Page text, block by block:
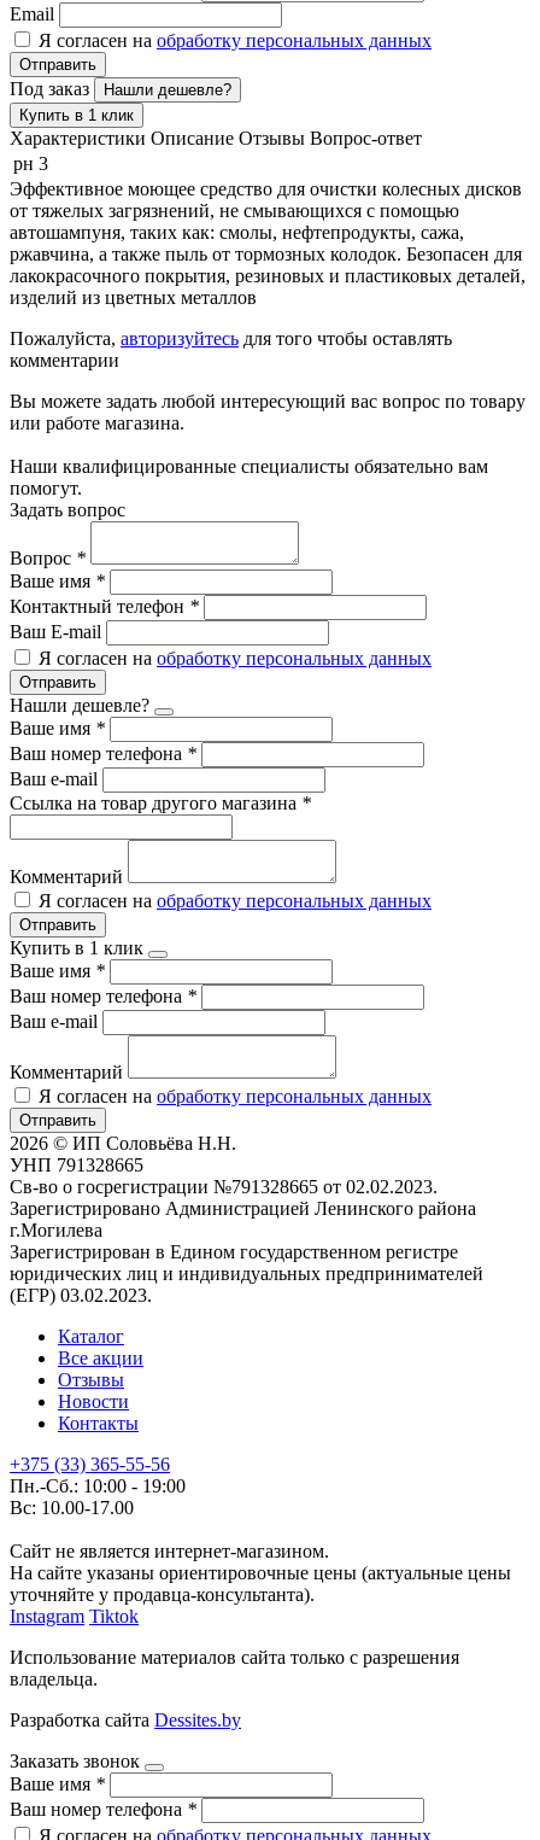
Email
Я согласен на обработку персональных данных
Отправить
Под заказ
Нашли дешевле?
Купить в 1 клик
Характеристики Описание Отзывы Вопрос-ответ
рн 3
Эффективное моющее средство для очистки колесных дисков
от тяжелых загрязнений, не смывающихся с помощью
автошампуня, таких как: смолы, нефтепродукты, сажа,
ржавчина, а также пыль от тормозных колодок. Безопасен для
лакокрасочного покрытия, резиновых и пластиковых деталей,
изделий из цветных металлов
Пожалуйста, авторизуйтесь для того чтобы оставлять
комментарии
Вы можете задать любой интересующий вас вопрос по товару
или работе магазина.
Наши квалифицированные специалисты обязательно вам
помогут.
Задать вопрос
Вопрос *
Ваше имя *
Контактный телефон *
Ваш E-mail
Я согласен на обработку персональных данных
Отправить
Нашли дешевле?
Ваше имя *
Ваш номер телефона *
Ваш e-mail
Ссылка на товар другого магазина *
Комментарий
Я согласен на обработку персональных данных
Отправить
Купить в 1 клик
Ваше имя *
Ваш номер телефона *
Ваш e-mail
Комментарий
Я согласен на обработку персональных данных
Отправить
2026 © ИП Соловьёва Н.Н.
УНП 791328665
Св-во о госрегистрации №791328665 от 02.02.2023.
Зарегистрировано Администрацией Ленинского района
г.Могилева
Зарегистрирован в Едином государственном регистре
юридических лиц и индивидуальных предпринимателей
(ЕГР) 03.02.2023.
Каталог
Все акции
Отзывы
Новости
Контакты
+375 (33) 365-55-56
Пн.-Сб.: 10:00 - 19:00
Вс: 10.00-17.00
Сайт не является интернет-магазином.
На сайте указаны ориентировочные цены (актуальные цены
уточняйте у продавца-консультанта).
Instagram Tiktok
Использование материалов сайта только с разрешения
владельца.
Разработка сайта Dessites.by
Заказать звонок
Ваше имя *
Ваш номер телефона *
Я согласен на обработку персональных данных